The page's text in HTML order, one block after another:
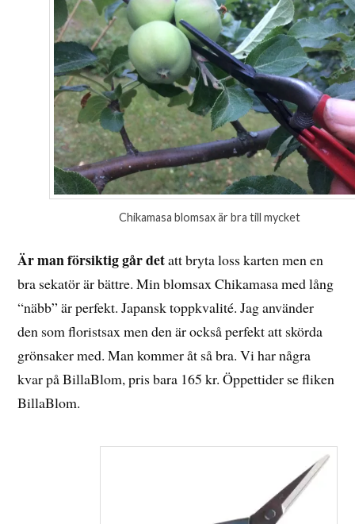
Chikamasa blomsax är bra till mycket
Är man försiktig går detatt bryta loss karten men en
bra sekatör är bättre. Min blomsax Chikamasa med lång
“näbb” är perfekt. Japansk toppkvalité. Jag använder
den som floristsax men den är också perfekt att skörda
grönsaker med. Man kommer åt så bra. Vi har några
kvar på BillaBlom, pris bara 165 kr. Öppettider se fliken
BillaBlom.